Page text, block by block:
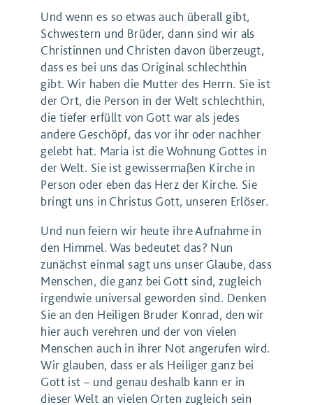
Und wenn es so etwas auch überall gibt,
Schwestern und Brüder, dann sind wir als
Christinnen und Christen davon überzeugt,
dass es bei uns das Original schlechthin
gibt. Wir haben die Mutter des Herrn. Sie ist
der Ort, die Person in der Welt schlechthin,
die tiefer erfüllt von Gott war als jedes
andere Geschöpf, das vor ihr oder nachher
gelebt hat. Maria ist die Wohnung Gottes in
der Welt. Sie ist gewissermaßen Kirche in
Person oder eben das Herz der Kirche. Sie
bringt uns in Christus Gott, unseren Erlöser.
Und nun feiern wir heute ihre Aufnahme in
den Himmel. Was bedeutet das? Nun
zunächst einmal sagt uns unser Glaube, dass
Menschen, die ganz bei Gott sind, zugleich
irgendwie universal geworden sind. Denken
Sie an den Heiligen Bruder Konrad, den wir
hier auch verehren und der von vielen
Menschen auch in ihrer Not angerufen wird.
Wir glauben, dass er als Heiliger ganz bei
Gott ist – und genau deshalb kann er in
dieser Welt an vielen Orten zugleich sein